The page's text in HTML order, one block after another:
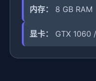
内存： 8 GB RAM
显卡： GTX 1060